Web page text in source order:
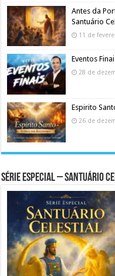
Antes da
Santuário
11 de
Eventos
28 de
Espirito
26 de
Série Especial – Santuário